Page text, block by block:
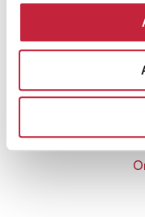
Als u het toestaat,
Informatie
locatie, die tot
Uw apparaat
scannen op
verwerkt en stel uw
U kunt uw
intrekken in de